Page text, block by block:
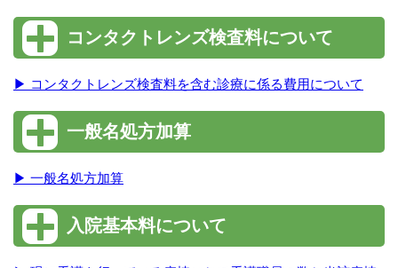
コンタクトレンズ検査料について
▶ コンタクトレンズ検査料を含む診療に係る費用について
一般名処方加算
▶ 一般名処方加算
入院基本料について